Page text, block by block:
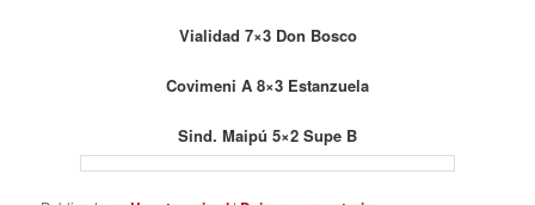
Vialidad 7×3 Don Bosco
Covimeni A 8×3 Estanzuela
Sind. Maipú 5×2 Supe B